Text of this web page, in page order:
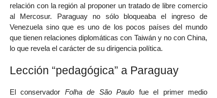
relación con la región al proponer un tratado de libre comercio
al Mercosur. Paraguay no sólo bloqueaba el ingreso de
Venezuela sino que es uno de los pocos países del mundo
que tienen relaciones diplomáticas con Taiwán y no con China,
lo que revela el carácter de su dirigencia política.
Lección “pedagógica” a Paraguay
El conservador Folha de São Paulo fue el primer medio